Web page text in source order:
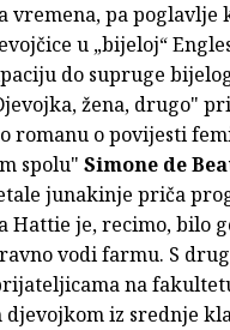
vremena, pa poglavlje
u „bijeloj“
do supruge
žena, drugo"
romanu o povijesti
spolu" Simone de
junakinje priča
Hattie je, recimo, bilo
vodi farmu. S
na
iz srednje